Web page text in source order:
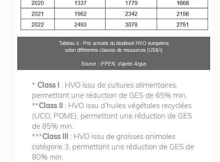
Tableau 3 - Prix annuels du biodiesel HVO européens
selon différentes classes de ressources [US$/t]
Source : IFPEN, d’après Argus
* Class I : HVO issu de cultures alimentaires,
permettant une réduction de GES de 65% min.
**Class II : HVO issu d’huiles végétales recyclées
(UCO, POME), permettant une réduction de GES
de 85% min.
***Class III : HVO issu de graisses animales
catégorie 3, permettant une réduction de GES de
80% min.